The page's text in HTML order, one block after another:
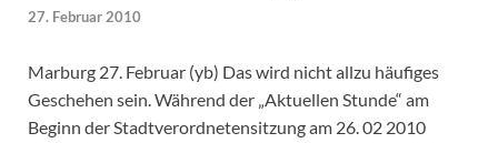
27. Februar 2010
Marburg 27. Februar (yb) Das wird nicht allzu häufiges
Geschehen sein. Während der „Aktuellen Stunde“ am
Beginn der Stadtverordnetensitzung am 26. 02 2010